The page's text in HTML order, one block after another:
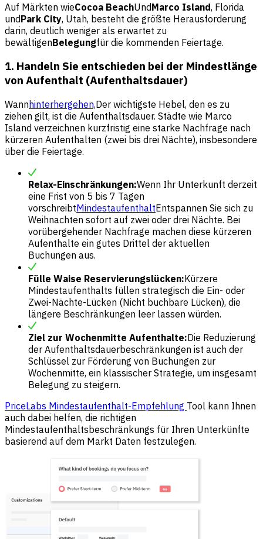
Auf Märkten wieCocoa BeachUndMarco Island, Florida
undPark City, Utah, besteht die größte Herausforderung
darin, deutlich weniger als erwartet zu
bewältigenBelegungfür die kommenden Feiertage.
1. Handeln Sie entschieden bei der Mindestlänge
von Aufenthalt (Aufenthaltsdauer)
Wannhinterhergehen,Der wichtigste Hebel, den es zu
ziehen gilt, ist die Aufenthaltsdauer. Städte wie Marco
Island verzeichnen kurzfristig eine starke Nachfrage nach
kürzeren Aufenthalten (zwei bis drei Nächte), insbesondere
über die Feiertage.
Relax-Einschränkungen:Wenn Ihr Unterkunft derzeit
eine Frist von 5 bis 7 Tagen
vorschreibtMindestaufenthaltEntspannen Sie sich zu
Weihnachten sofort auf zwei oder drei Nächte. Bei
vorübergehender Nachfrage machen diese kürzeren
Aufenthalte ein gutes Drittel der aktuellen
Buchungen aus.
Fülle Waise Reservierungslücken:Kürzere
Mindestaufenthalts füllen strategisch die Ein- oder
Zwei-Nächte-Lücken (Nicht buchbare Lücken), die
längere Beschränkungen leer lassen würden.
Ziel zur Wochenmitte Aufenthalte:Die Reduzierung
der Aufenthaltsdauerbeschränkungen ist auch der
Schlüssel zur Förderung von Buchungen zur
Wochenmitte, ein klassischer Strategie, um insgesamt
Belegung zu steigern.
PriceLabs Mindestaufenthalt-Empfehlung Tool kann Ihnen
auch dabei helfen, die richtigen
Mindestaufenthaltsbeschränkungs für Ihren Unterkünfte
basierend auf dem Markt Daten festzulegen.